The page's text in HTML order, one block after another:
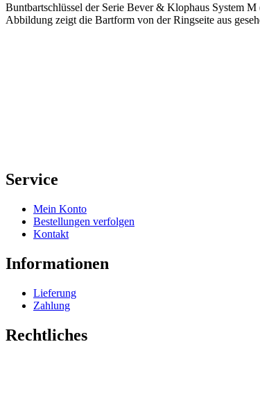
Buntbartschlüssel der Serie Bever & Klophaus System
Abbildung zeigt die Bartform von der Ringseite aus
Service
Mein Konto
Bestellungen verfolgen
Kontakt
Informationen
Lieferung
Zahlung
Rechtliches